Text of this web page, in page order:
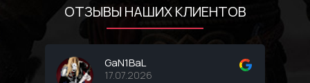
ОТЗЫВЫ НАШИХ КЛИЕНТОВ
GaN1BaL
17.07.2026